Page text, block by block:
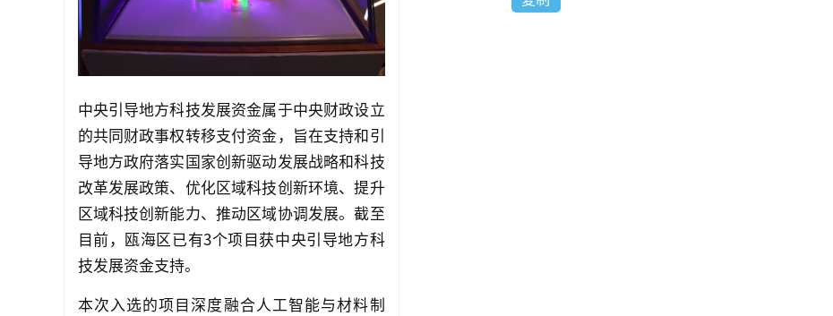
中央引导地方科技发展资金属于中央财政设立
的共同财政事权转移支付资金，旨在支持和引
导地方政府落实国家创新驱动发展战略和科技
改革发展政策、优化区域科技创新环境、提升
区域科技创新能力、推动区域协调发展。截至
目前，瓯海区已有3个项目获中央引导地方科
技发展资金支持。
本次入选的项目深度融合人工智能与材料制